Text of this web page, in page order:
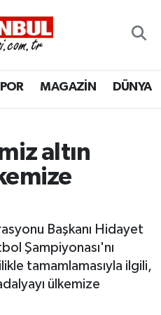
MAGAZİN DÜNYA
altın
Başkanı Hidayet
Şampiyonası'nı
tamamlamasıyla ilgili,
ülkemize
ve Fikstür